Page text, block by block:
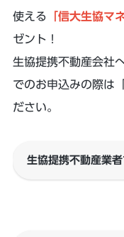
使える
「信大生協
ゼント！
生協提携不動産会社
でのお申込みの際は
ださい。
生協提携不動産業